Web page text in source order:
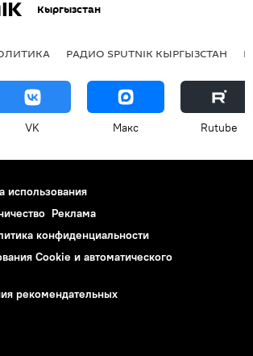
Кыргызстан
РАДИО SPUTNIK КЫРГЫЗСТАН
VK Макс Rutube
использования
Реклама
конфиденциальности
Cookie и автоматического
рекомендательных